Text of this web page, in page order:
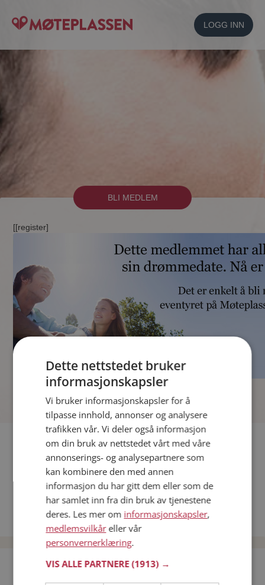
LOGG INN
BLI MEDLEM
[[register]
Fler single
Andre single fra Kongsberg
Kvinner fra Kongsberg
Date kvinner i Norge
Date menn i Norge
Bli medlem gratis!
Dette nettstedet bruker
informasjonskapsler
Vi bruker informasjonskapsler for å
tilpasse innhold, annonser og analysere
trafikken vår. Vi deler også informasjon
om din bruk av nettstedet vårt med våre
annonserings- og analysepartnere som
kan kombinere den med annen
informasjon du har gitt dem eller som de
har samlet inn fra din bruk av tjenestene
deres. Les mer om informasjonskapsler,
medlemsvilkåreller vår
personvernerklæring.
VIS ALLE PARTNERE(1913) →